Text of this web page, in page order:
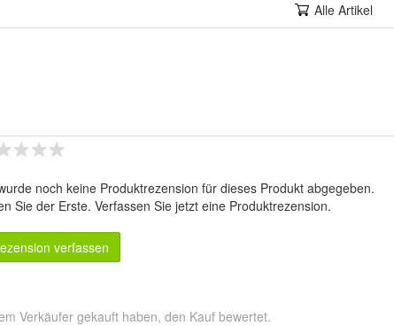
Alle Artikel
noch keine Produktrezension für dieses Produkt abgegeben.
Sie der Erste. Verfassen Sie jetzt eine Produktrezension.
verfassen
Verkäufer gekauft haben, den Kauf bewertet.